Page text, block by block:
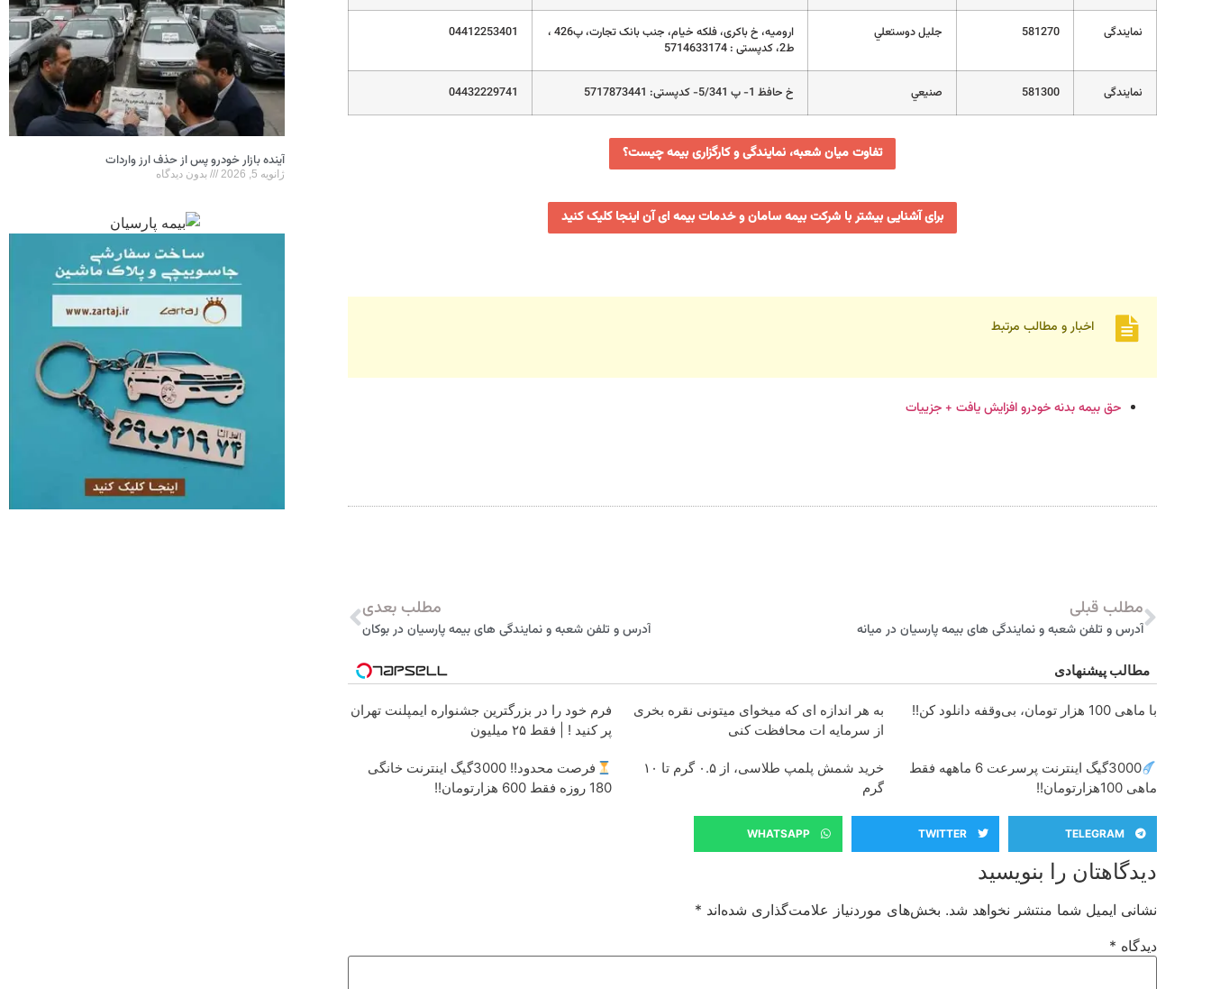
نمایندگی 581270 جليل دوستعلي
ارومیه، خ باکری، فلکه خیام، جنب بانک تجارت، پ426 ،
ط2، کدپستی : 5714633174
04412253401
نمایندگی 581300 صنيعي خ حافظ 1- پ 5/341- کدپستی: 5717873441 04432229741
تفاوت میان شعبه، نمایندگی و کارگزاری بیمه چیست؟
برای آشنایی بیشتر با شرکت بیمه سامان و خدمات بیمه ای آن اینجا کلیک کنید
اخبار و مطالب مرتبط
حق بیمه بدنه خودرو افزایش یافت + جزییات
مطلب قبلی
آدرس و تلفن شعبه و نمایندگی های بیمه پارسیان در میانه
مطلب بعدی
آدرس و تلفن شعبه و نمایندگی های بیمه پارسیان در بوکان
مطالب پیشنهادی
با ماهی 100 هزار تومان، بی‌وقفه دانلود کن!!
به هر اندازه ای که میخوای میتونی نقره بخری
از سرمایه ات محافظت کنی
فرم خود را در بزرگترین جشنواره ایمپلنت تهران
پر کنید ! | فقط ۲۵ میلیون
3000گیگ اینترنت پرسرعت 6 ماههه فقط
ماهی 100هزارتومان!!
خرید شمش پلمپ طلاسی، از ۰.۵ گرم تا ۱۰
گرم
فرصت محدود!! 3000گیگ اینترنت خانگی
180 روزه فقط 600 هزارتومان!!
TELEGRAM
TWITTER
WHATSAPP
دیدگاهتان را بنویسید
نشانی ایمیل شما منتشر نخواهد شد. بخش‌های موردنیاز علامت‌گذاری شده‌اند *
دیدگاه *
آینده بازار خودرو پس از حذف ارز واردات
ژانویه 5, 2026 بدون دیدگاه